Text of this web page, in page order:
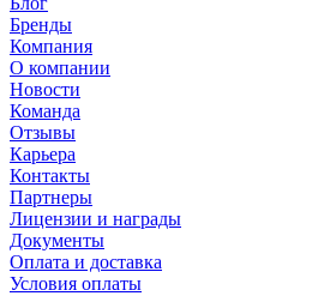
Бренды
Компания
О компании
Новости
Команда
Отзывы
Карьера
Контакты
Партнеры
Лицензии и награды
Документы
Оплата и доставка
Условия оплаты